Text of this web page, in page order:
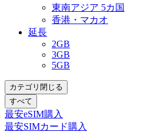
東南アジア 5カ国
香港・マカオ
延長
2GB
3GB
5GB
カテゴリ閉じる
すべて
最安eSIM購入
最安SIMカード購入